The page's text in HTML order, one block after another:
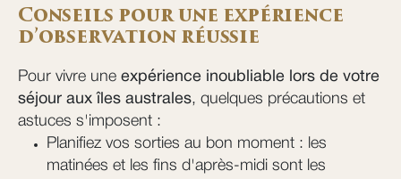
Conseils pour une expérience
d’observation réussie
Pour vivre une expérience inoubliable lors de votre
séjour aux îles australes, quelques précautions et
astuces s'imposent :
Planifiez vos sorties au bon moment : les
matinées et les fins d'après-midi sont les